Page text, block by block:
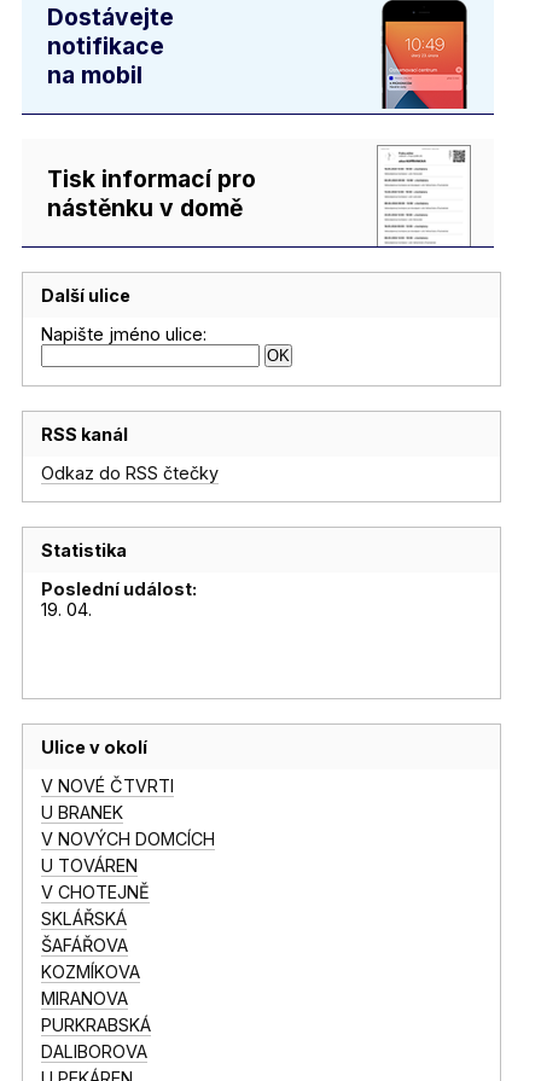
Dostávejte
notifikace
na mobil
Tisk informací pro
nástěnku v domě
Další ulice
Napište jméno ulice:
RSS kanál
Odkaz do RSS čtečky
Statistika
Poslední událost:
19. 04.
Ulice v okolí
V NOVÉ ČTVRTI
U BRANEK
V NOVÝCH DOMCÍCH
U TOVÁREN
V CHOTEJNĚ
SKLÁŘSKÁ
ŠAFÁŘOVA
KOZMÍKOVA
MIRANOVA
PURKRABSKÁ
DALIBOROVA